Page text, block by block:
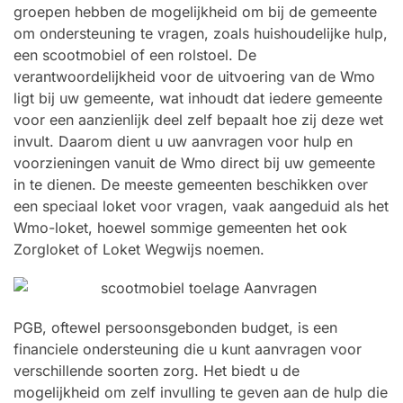
groepen hebben de mogelijkheid om bij de gemeente
om ondersteuning te vragen, zoals huishoudelijke hulp,
een scootmobiel of een rolstoel. De
verantwoordelijkheid voor de uitvoering van de Wmo
ligt bij uw gemeente, wat inhoudt dat iedere gemeente
voor een aanzienlijk deel zelf bepaalt hoe zij deze wet
invult. Daarom dient u uw aanvragen voor hulp en
voorzieningen vanuit de Wmo direct bij uw gemeente
in te dienen. De meeste gemeenten beschikken over
een speciaal loket voor vragen, vaak aangeduid als het
Wmo-loket, hoewel sommige gemeenten het ook
Zorgloket of Loket Wegwijs noemen.
PGB, oftewel persoonsgebonden budget, is een
financiele ondersteuning die u kunt aanvragen voor
verschillende soorten zorg. Het biedt u de
mogelijkheid om zelf invulling te geven aan de hulp die